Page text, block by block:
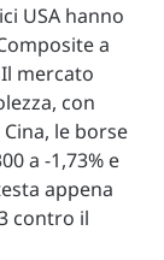
USA hanno
a
mercato
con
le borse
a -1,73% e
appena
contro il